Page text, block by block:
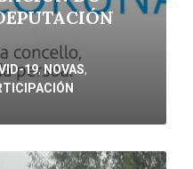
19,NOVAS,